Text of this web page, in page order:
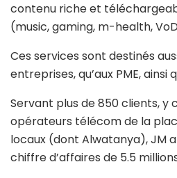
contenu riche et
(music, gaming, m-health,
Ces services sont destinés
entreprises, qu’aux PME, ainsi
Servant plus de 850 clients, y
opérateurs télécom de la
locaux (dont Alwatanya), JM
chiffre d’affaires de 5.5